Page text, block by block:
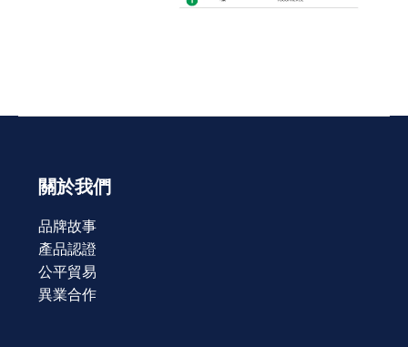
關於我們
品牌故事
產品認證
公平貿易
異業合作